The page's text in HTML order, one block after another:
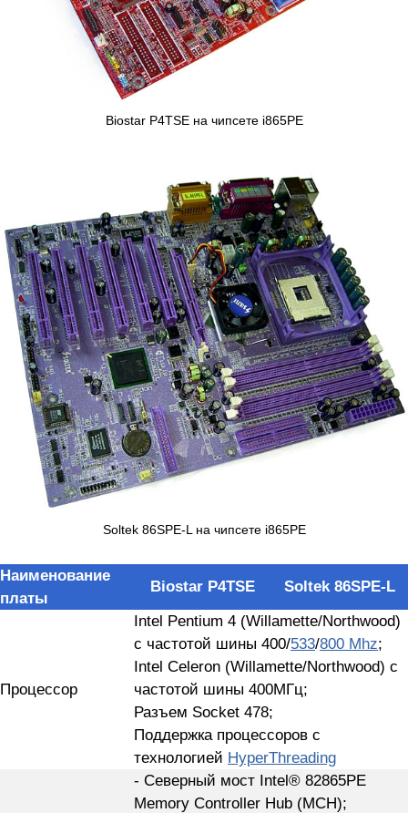
Biostar P4TSE на чипсете i865PE
Soltek 86SPE-L на чипсете i865PE
Наименование
платы
Biostar P4TSE Soltek 86SPE-L
Процессор
Intel Pentium 4 (Willamette/Northwood)
с частотой шины 400/533/800 Mhz;
Intel Celeron (Willamette/Northwood) с
частотой шины 400МГц;
Разъем Socket 478;
Поддержка процессоров с
технологией HyperThreading
- Северный мост Intel® 82865PE
Memory Controller Hub (MCH);